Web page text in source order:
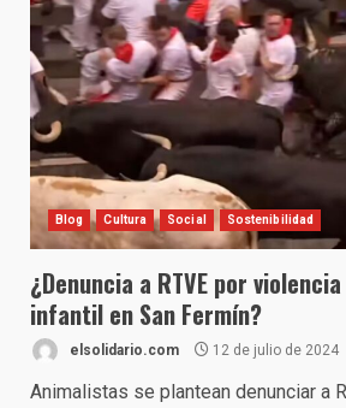
Blog Cultura Social Sostenibilidad
¿Denuncia a RTVE por
infantil en San Fermín?
elsolidario.com 12 de julio de 2024
Animalistas se plantean denunciar a